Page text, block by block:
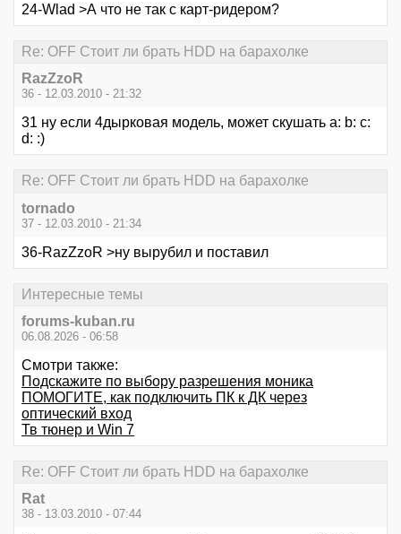
24-Wlad >А что не так с карт-ридером?
Re: OFF Стоит ли брать HDD на барахолке
RazZzoR
36 - 12.03.2010 - 21:32
31 ну если 4дырковая модель, может скушать a: b: c:
d: :)
Re: OFF Стоит ли брать HDD на барахолке
tornado
37 - 12.03.2010 - 21:34
36-RazZzoR >ну вырубил и поставил
Интересные темы
forums-kuban.ru
06.08.2026 - 06:58
Смотри также:
Подскажите по выбору разрешения моника
ПОМОГИТЕ, как подключить ПК к ДК через
оптический вход
Тв тюнер и Win 7
Re: OFF Стоит ли брать HDD на барахолке
Rat
38 - 13.03.2010 - 07:44